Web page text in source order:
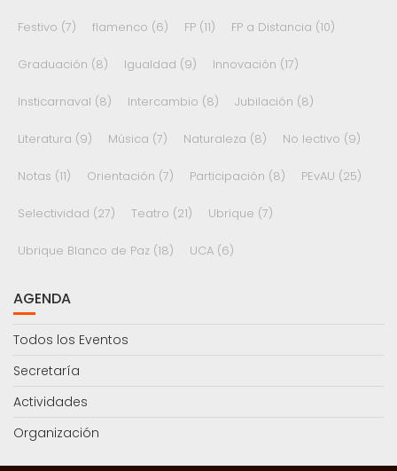
Festivo (7) flamenco (6) FP (11) FP a Distancia (10)
Graduación (8) Igualdad (9) Innovación (17)
Insticarnaval (8) Intercambio (8) Jubilación (8)
Literatura (9) Música (7) Naturaleza (8) No lectivo (9)
Notas (11) Orientación (7) Participación (8) PEvAU (25)
Selectividad (27) Teatro (21) Ubrique (7)
Ubrique Blanco de Paz (18) UCA (6)
AGENDA
Todos los Eventos
Secretaría
Actividades
Organización